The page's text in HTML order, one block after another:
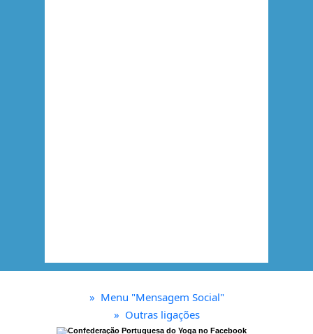
» Menu "Mensagem Social"
» Outras ligações